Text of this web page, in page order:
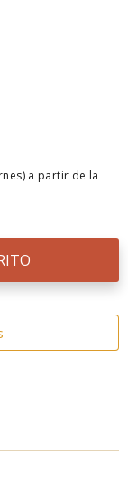
a partir de la